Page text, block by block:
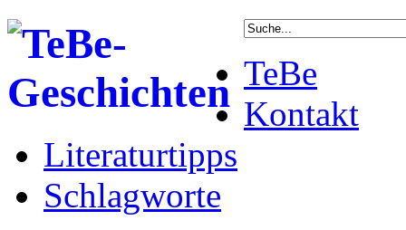
TeBe
Kontakt
Literaturtipps
Schlagworte